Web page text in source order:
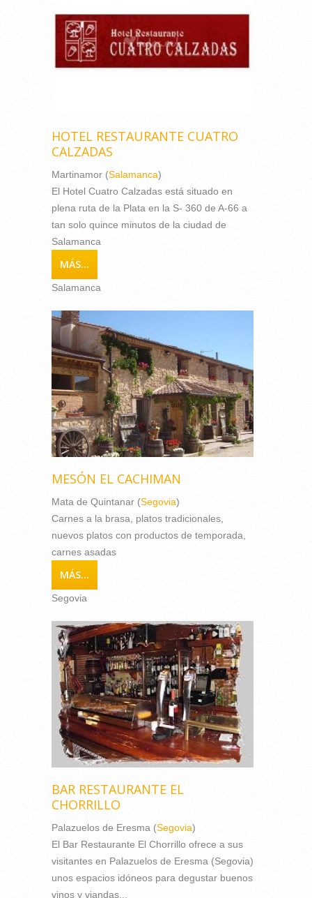
HOTEL RESTAURANTE CUATRO
CALZADAS
Martinamor (Salamanca)
El Hotel Cuatro Calzadas está situado en
plena ruta de la Plata en la S- 360 de A-66 a
tan solo quince minutos de la ciudad de
Salamanca
MÁS...
Salamanca
MESÓN EL CACHIMAN
Mata de Quintanar (Segovia)
Carnes a la brasa, platos tradicionales,
nuevos platos con productos de temporada,
carnes asadas
MÁS...
Segovia
BAR RESTAURANTE EL
CHORRILLO
Palazuelos de Eresma (Segovia)
El Bar Restaurante El Chorrillo ofrece a sus
visitantes en Palazuelos de Eresma (Segovia)
unos espacios idóneos para degustar buenos
vinos y viandas...